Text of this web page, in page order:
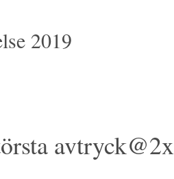
2019
avtryck@2x